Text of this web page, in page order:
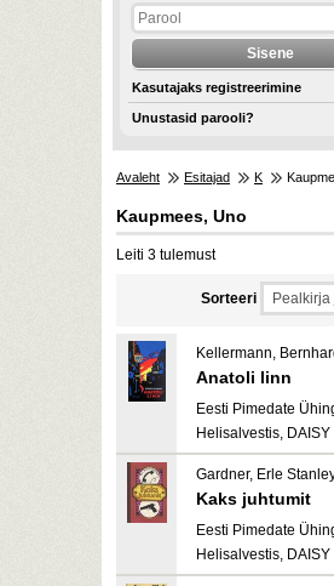
Kasutajaks registreerimine
Unustasid parooli?
Avaleht Esitajad K
Kaupmees, Uno
Leiti 3 tulemust
Sorteeri
Kellermann,
Anatoli linn
Eesti Pimedate
Helisalvestis, DAISY
Gardner, Erle
Kaks juhtumit
Eesti Pimedate
Helisalvestis, DAISY